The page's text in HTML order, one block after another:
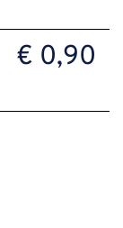
€ 0,90